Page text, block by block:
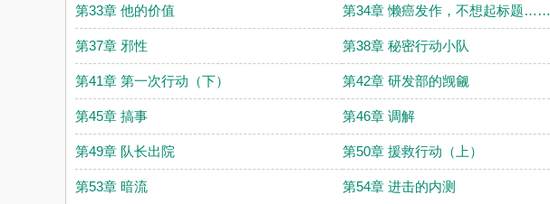
第33章 他的价值 第34章 懒癌发作，不想起标题……
第37章 邪性 第38章 秘密行动小队
第41章 第一次行动（下） 第42章 研发部的觊觎
第45章 搞事 第46章 调解
第49章 队长出院 第50章 援救行动（上）
第53章 暗流 第54章 进击的内测